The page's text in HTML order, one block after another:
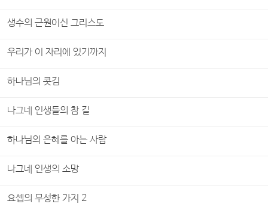
생수의 근원이신 그리스도
우리가 이 자리에 있기까지
하나님의 콧김
나그네 인생들의 참 길
하나님의 은혜를 아는 사람
나그네 인생의 소망
요셉의 무성한 가지 2